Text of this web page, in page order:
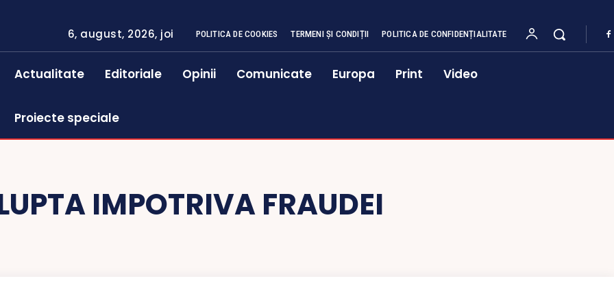
6, august, 2026, joi POLITICA DE COOKIES TERMENI ȘI CONDIȚII POLITICA DE CONFIDENȚIALITATE
Actualitate Editoriale Opinii Comunicate Europa Print Video
Proiecte speciale
IMPOTRIVA FRAUDEI